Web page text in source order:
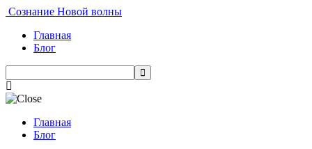
Сознание Новой волны
Главная
Блог
Главная
Блог